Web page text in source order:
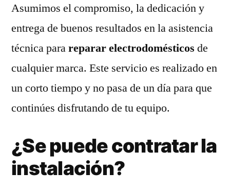
Asumimos el compromiso, la dedicación y
entrega de buenos resultados en la asistencia
técnica parareparar electrodomésticos de
cualquier marca. Este servicio es realizado en
un corto tiempo y no pasa de un día para que
continúes disfrutando de tu equipo.
¿Se puede contratar la
instalación?